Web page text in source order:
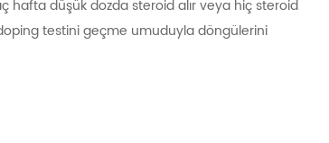
hafta düşük dozda steroid alır veya hiç steroid
testini geçme umuduyla döngülerini